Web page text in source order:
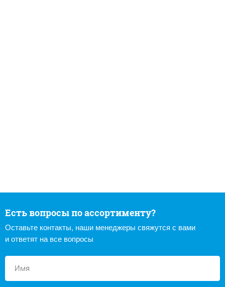
Есть вопросы по ассортименту?
Оставьте контакты, наши менеджеры свяжутся с вами
и ответят на все вопросы